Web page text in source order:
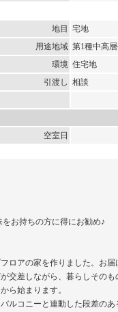
地目
宅地
用途地域 第1種中高
環境 住宅地
引渡し 相談
空室日
お持ちの方に得にお勧め♪
ロアの家を作りました。お
交差しながら、暮らしそのも
ら始まります。
ルコニーと連動した段差の